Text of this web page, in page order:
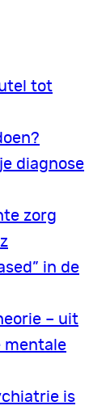
tot
diagnose
zorg
in de
– uit
mentale
is